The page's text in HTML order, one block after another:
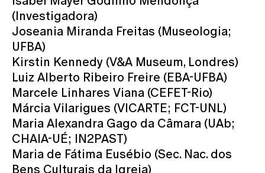
(Investigadora)
Joseania Miranda Freitas (Museologia;
UFBA)
Kirstin Kennedy (V&A Museum, Londres)
Luiz Alberto Ribeiro Freire (EBA-UFBA)
Marcele Linhares Viana (CEFET-Rio)
Márcia Vilarigues (VICARTE; FCT-UNL)
Maria Alexandra Gago da Câmara (UAb;
CHAIA-UÉ; IN2PAST)
Maria de Fátima Eusébio (Sec. Nac. dos
Bens Culturais da Igreja)